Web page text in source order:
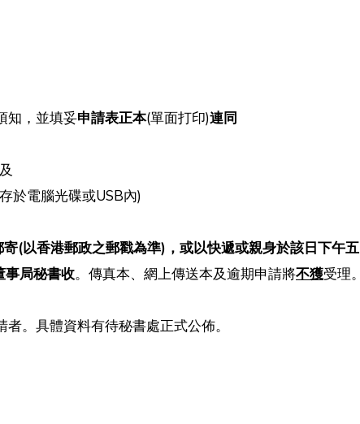
知，並填妥申請表正本(單面打印)連同
於電腦光碟或USB內)
(以香港郵政之郵戳為準)，或以快遞或親身於該日下午
事局秘書收。傳真本、網上傳送本及逾期申請將不獲受理
。具體資料有待秘書處正式公佈。